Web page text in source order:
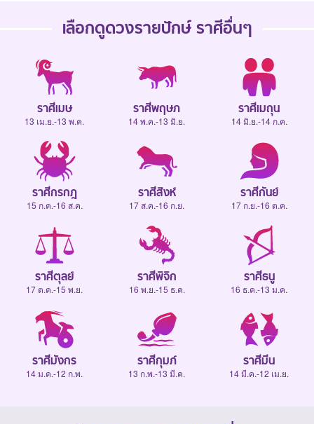
เลือกดูดวงรายปักษ์ราศีอื่นๆ
ราศีเมษ
13 เม.ย.-13 พ.ค.
ราศีพฤษภ
14 พ.ค.-13 มิ.ย.
ราศีเมถุน
14 มิ.ย.-14 ก.ค.
ราศีกรกฎ
15 ก.ค.-16 ส.ค.
ราศีสิงห์
17 ส.ค.-16 ก.ย.
ราศีกันย์
17 ก.ย.-16 ต.ค.
ราศีตุลย์
17 ต.ค.-15 พ.ย.
ราศีพิจิก
16 พ.ย.-15 ธ.ค.
ราศีธนู
16 ธ.ค.-13 ม.ค.
ราศีมังกร
14 ม.ค.-12 ก.พ.
ราศีกุมภ์
13 ก.พ.-13 มี.ค.
ราศีมีน
14 มี.ค.-12 เม.ย.